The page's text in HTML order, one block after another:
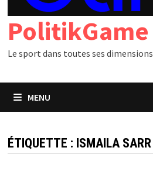
PolitikGame
Le sport dans toutes ses dimensions
MENU
ÉTIQUETTE : ISMAILA SARR